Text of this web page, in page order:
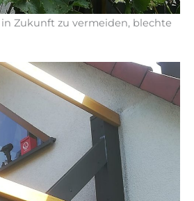
Zukunft zu vermeiden, blechte